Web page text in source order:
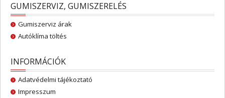
GUMISZERVIZ, GUMISZERELÉS
Gumiszerviz árak
Autóklíma töltés
INFORMÁCIÓK
Adatvédelmi tájékoztató
Impresszum